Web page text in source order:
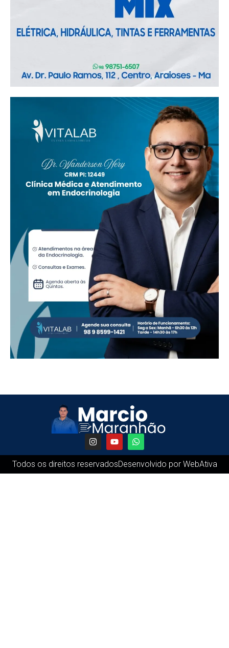
Todos os direitos reservadosDesenvolvido por WebAtiva